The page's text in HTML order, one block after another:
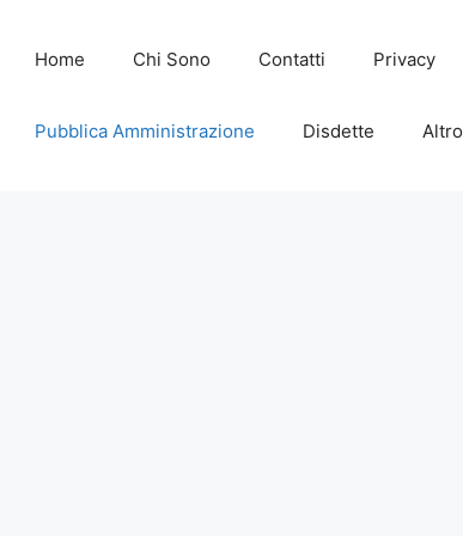
Home Chi Sono Contatti Privacy
Pubblica Amministrazione Disdette Altro